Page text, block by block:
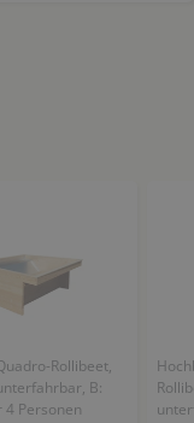
Rollibeet,
B:
4 Personen